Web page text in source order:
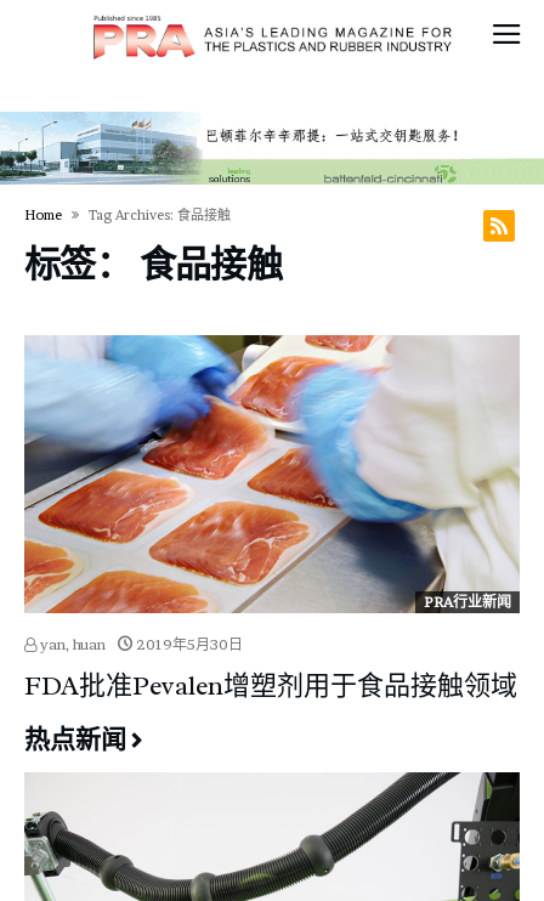
Home Tag Archives: 食品接触
标签： 食品接触
PRA行业新闻
yan, huan 2019年5月30日
FDA批准Pevalen增塑剂用于食品接触领域
热点新闻